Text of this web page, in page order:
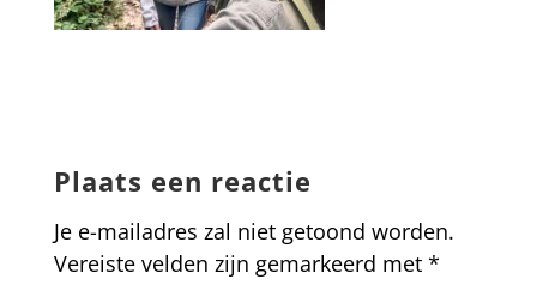
Plaats een reactie
Je e-mailadres zal niet getoond worden.
Vereiste velden zijn gemarkeerd met *